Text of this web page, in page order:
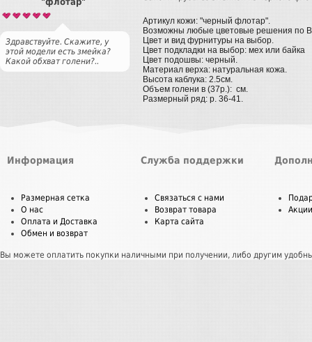
Здравствуйте. Скажите, у
этой модели есть змейка?
Какой обхват голени?..
Артикул кожи: "черный флотар".
Возможны любые цветовые решения по
Цвет и вид фурнитуры на выбор.
Цвет подкладки на выбор: мех или байка
Цвет подошвы: черный.
Материал верха: натуральная кожа.
Высота каблука: 2.5см.
Объем голени в (37р.): см.
Размерный ряд: р. 36-41.
Информация
Размерная сетка
О нас
Оплата и Доставка
Обмен и возврат
Служба поддержки
Связаться с нами
Возврат товара
Карта сайта
Акции
Вы можете оплатить покупки наличными при получении, либо другим